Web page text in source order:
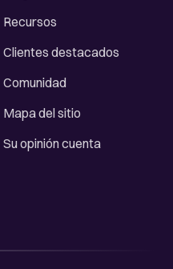
Recursos
Clientes destacados
Comunidad
Mapa del sitio
Su opinión cuenta